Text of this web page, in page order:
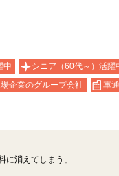
中
シニア（60代～）活躍
企業のグループ会社
車
に消えてしまう」